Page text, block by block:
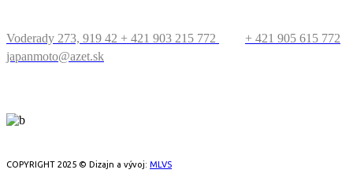
Voderady 273, 919 42 + 421 903 215 772
+ 421 905 615 772
japanmoto@azet.sk
COPYRIGHT 2025 © Dizajn a vývoj: MLVS